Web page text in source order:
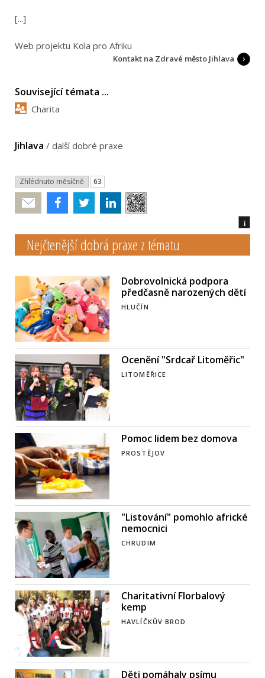
[...]
Web projektu Kola pro Afriku
Kontakt na Zdravé město Jihlava
Související témata ...
Charita
Jihlava / další dobré praxe
Zhlédnuto měsíčně 63
Poslat
i
Nejčtenější dobrá praxe z tématu
Dobrovolnická podpora
předčasně narozených dětí
HLUČÍN
Ocenění "Srdcař Litoměřic"
LITOMĚŘICE
Pomoc lidem bez domova
PROSTĚJOV
"Listování" pomohlo africké
nemocnici
CHRUDIM
Charitativní Florbalový
kemp
HAVLÍČKŮV BROD
Děti pomáhaly psímu